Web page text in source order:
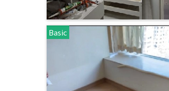
Basic